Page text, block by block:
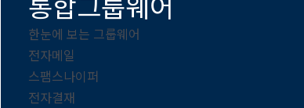
한눈에 보는 그룹웨어
전자메일
스팸스나이퍼
전자결재